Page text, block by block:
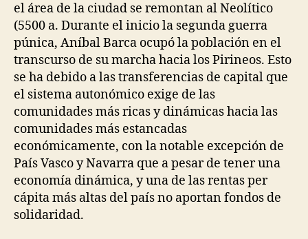
el área de la ciudad se remontan al Neolítico
(5500 a. Durante el inicio la segunda guerra
púnica, Aníbal Barca ocupó la población en el
transcurso de su marcha hacia los Pirineos. Esto
se ha debido a las transferencias de capital que
el sistema autonómico exige de las
comunidades más ricas y dinámicas hacia las
comunidades más estancadas
económicamente, con la notable excepción de
País Vasco y Navarra que a pesar de tener una
economía dinámica, y una de las rentas per
cápita más altas del país no aportan fondos de
solidaridad.